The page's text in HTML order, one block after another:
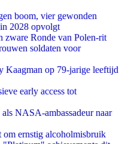
boom, vier gewonden
2028 opvolgt
zware Ronde van Polen-rit
soldaten voor
Kaagman op 79-jarige leeftijd
early access tot
NASA-ambassadeur naar
om ernstig alcoholmisbruik